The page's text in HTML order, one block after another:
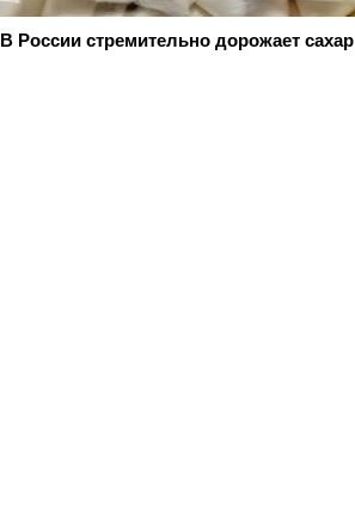
В России стремительно дорожает сахар